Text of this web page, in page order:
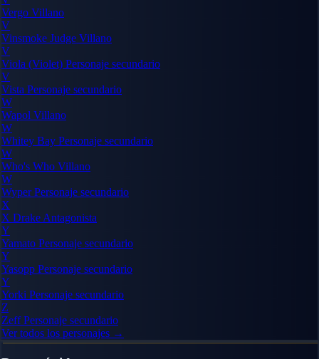
Vergo Villano
V
Vinsmoke Judge Villano
V
Viola (Violet) Personaje secundario
V
Vista Personaje secundario
W
Wapol Villano
W
Whitey Bay Personaje secundario
W
Who's Who Villano
W
WyperPersonaje secundario
X
X Drake Antagonista
Y
Yamato Personaje secundario
Y
Yasopp Personaje secundario
Y
Yorki Personaje secundario
Z
ZeffPersonaje secundario
Ver todos los personajes →